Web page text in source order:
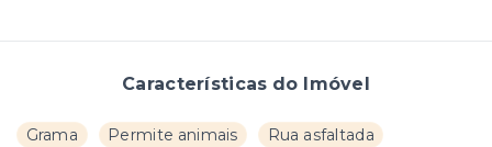
Características do Imóvel
Grama Permite animais
Rua asfaltada